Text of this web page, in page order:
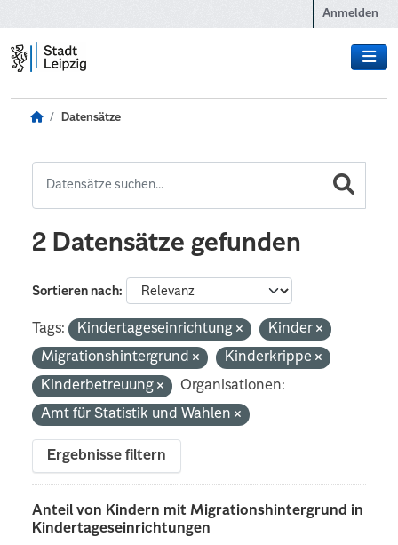
Anmelden
Datensätze
2 Datensätze gefunden
Sortieren nach
Tags: Kindertageseinrichtung
Kinder
Migrationshintergrund
Kinderkrippe
Kinderbetreuung
Organisationen:
Amt für Statistik und Wahlen
Ergebnisse filtern
Anteil von Kindern mit Migrationshintergrund in
Kindertageseinrichtungen